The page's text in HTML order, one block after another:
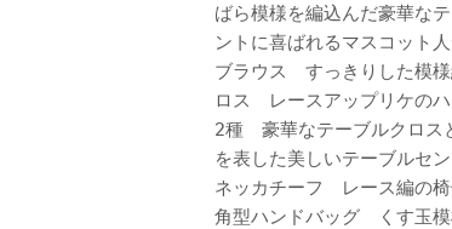
ばら模様を編込んだ豪華な
ントに喜ばれるマスコット
ブラウス すっきりした模
ロス レースアップリケの
2種 豪華なテーブルクロス
を表した美しいテーブルセ
ネッカチーフ レース編の
角型ハンドバッグ くす玉